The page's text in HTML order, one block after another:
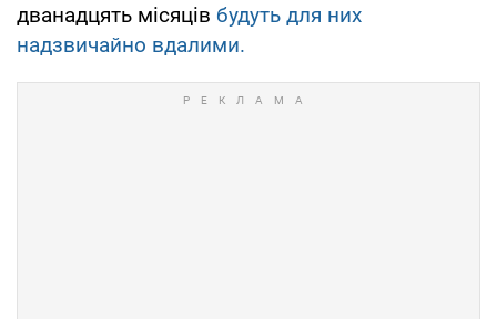
дванадцять місяців будуть для них
надзвичайно вдалими.